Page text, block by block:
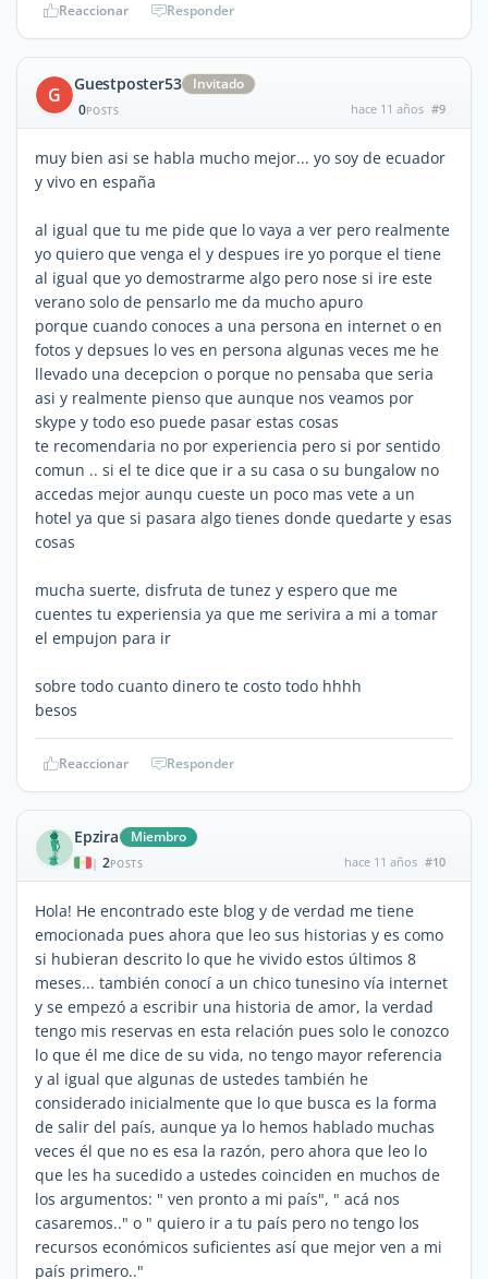
Reaccionar Responder
G Guestposter53
Invitado
0POSTS hace 11 años #9
muy bien asi se habla mucho mejor... yo soy de ecuador
y vivo en españa
al igual que tu me pide que lo vaya a ver pero realmente
yo quiero que venga el y despues ire yo porque el tiene
al igual que yo demostrarme algo pero nose si ire este
verano solo de pensarlo me da mucho apuro
porque cuando conoces a una persona en internet o en
fotos y depsues lo ves en persona algunas veces me he
llevado una decepcion o porque no pensaba que seria
asi y realmente pienso que aunque nos veamos por
skype y todo eso puede pasar estas cosas
te recomendaria no por experiencia pero si por sentido
comun .. si el te dice que ir a su casa o su bungalow no
accedas mejor aunqu cueste un poco mas vete a un
hotel ya que si pasara algo tienes donde quedarte y esas
cosas
mucha suerte, disfruta de tunez y espero que me
cuentes tu experiensia ya que me serivira a mi a tomar
el empujon para ir
sobre todo cuanto dinero te costo todo hhhh
besos
Reaccionar Responder
Epzira Miembro
| 2POSTS hace 11 años #10
Hola! He encontrado este blog y de verdad me tiene
emocionada pues ahora que leo sus historias y es como
si hubieran descrito lo que he vivido estos últimos 8
meses... también conocí a un chico tunesino vía internet
y se empezó a escribir una historia de amor, la verdad
tengo mis reservas en esta relación pues solo le conozco
lo que él me dice de su vida, no tengo mayor referencia
y al igual que algunas de ustedes también he
considerado inicialmente que lo que busca es la forma
de salir del país, aunque ya lo hemos hablado muchas
veces él que no es esa la razón, pero ahora que leo lo
que les ha sucedido a ustedes coinciden en muchos de
los argumentos: " ven pronto a mi país", " acá nos
casaremos.." o " quiero ir a tu país pero no tengo los
recursos económicos suficientes así que mejor ven a mi
país primero.."